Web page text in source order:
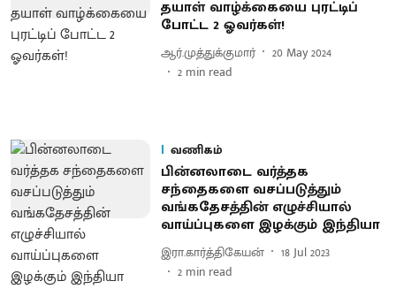
தயாள் வாழ்க்கையை புரட்டிப்
போட்ட 2 ஓவர்கள்!
ஆர்.முத்துக்குமார்
20 May 2024
2 min read
வணிகம்
பின்னலாடை வர்த்தக
சந்தைகளை வசப்படுத்தும்
வங்கதேசத்தின் எழுச்சியால்
வாய்ப்புகளை இழக்கும் இந்தியா
இரா.கார்த்திகேயன்
18 Jul 2023
2 min read